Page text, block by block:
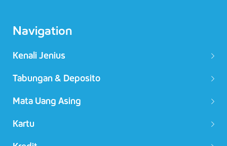
Navigation
Kenali Jenius
Tabungan & Deposito
Mata Uang Asing
Kartu